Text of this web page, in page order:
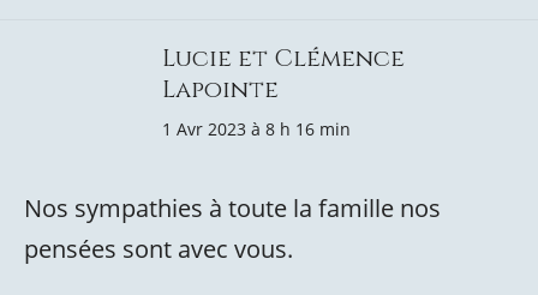
Lucie et Clémence
Lapointe
1 Avr 2023 à 8 h 16 min
Nos sympathies à toute la famille nos
pensées sont avec vous.